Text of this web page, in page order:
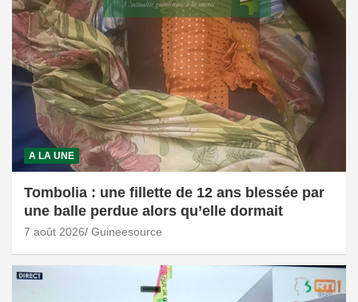
A LA UNE
Tombolia : une fillette de 12 ans blessée par
une balle perdue alors qu’elle dormait
7 août 2026 Guineesource